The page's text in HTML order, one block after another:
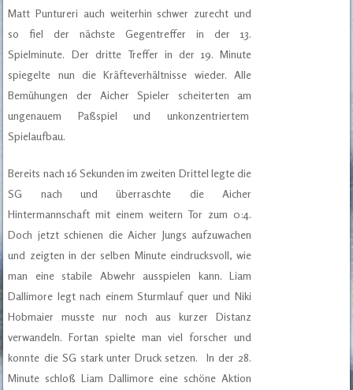
Matt Puntureri auch weiterhin schwer zurecht und
so fiel der nächste Gegentreffer in der 13.
Spielminute. Der dritte Treffer in der 19. Minute
spiegelte nun die Kräfteverhältnisse wieder. Alle
Bemühungen der Aicher Spieler scheiterten am
ungenauem Paßspiel und unkonzentriertem
Spielaufbau.
Bereits nach 16 Sekunden im zweiten Drittel legte die
SG nach und überraschte die Aicher
Hintermannschaft mit einem weitern Tor zum 0:4.
Doch jetzt schienen die Aicher Jungs aufzuwachen
und zeigten in der selben Minute eindrucksvoll, wie
man eine stabile Abwehr ausspielen kann. Liam
Dallimore legt nach einem Sturmlauf quer und Niki
Hobmaier musste nur noch aus kurzer Distanz
verwandeln. Fortan spielte man viel forscher und
konnte die SG stark unter Druck setzen. In der 28.
Minute schloß Liam Dallimore eine schöne Aktion